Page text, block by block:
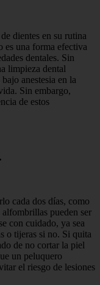
dientes en su rutina
es una forma efectiva
dentales. Sin
limpieza dental
anestesia en la
Sin embargo,
de estos
cada dos días, como
alfombrillas pueden ser
con cuidado, ya sea
o tijeras si no. Si quita
de no cortar la piel
un peluquero
el riesgo de lesiones